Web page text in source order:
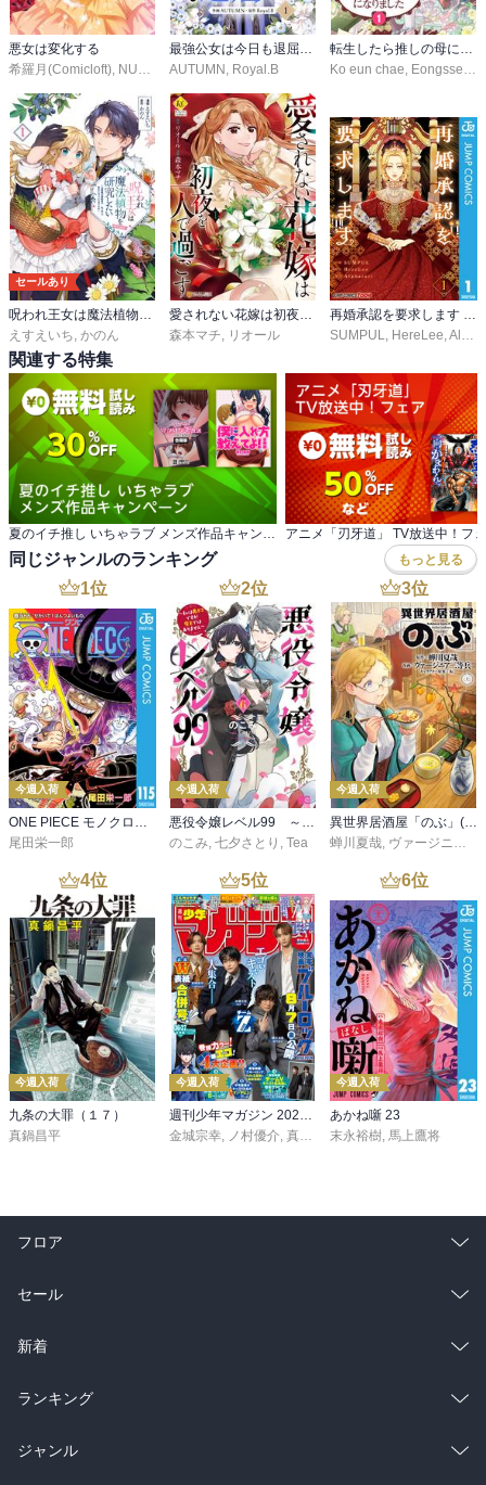
悪女は変化する
希羅月(Comicloft), NUNOIZ ,好調/押し花
最強公女は今日も退屈です
AUTUMN , Royal.B
転生したら推しの母になりました
Ko eun chae, Eongsseu ,
セールあり
えすえいち かのん
森本マチ
リオール
SUMPUL
HereLee Alphatart
関連する特集
アニメ「刃牙道」 TV放送中！フ
同じジャンルのランキング もっと見る
1位
今週入荷
ONE PIECE モノクロ版 115
尾田栄一郎
2位
今週入荷
悪役令嬢レベル99 ～私は裏ボスですが魔王ではありません～ その６
のこみ, 七夕さとり , Tea
3位
今週入荷
異世界居酒屋「のぶ」(22)
蝉川夏哉, ヴァージニア二等兵
4位
今週入荷
九条の大罪（１７）
真鍋昌平
5位
今週入荷
金城宗幸
ノ村優介 真島ヒロ ,宮島礼吏, 新川直司
6位
今週入荷
あかね噺 23
末永裕樹 馬上鷹将
フロア
総合
ラノベ
雑誌・グラビア
BL・TL
セール
総合
ラノベ
雑誌・グラビア
新着
総合
ラノベ
ランキング
総合
ジャンル